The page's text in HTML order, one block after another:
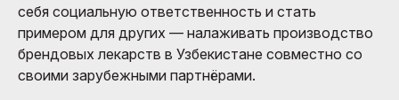
себя социальную ответственность и стать
примером для других — налаживать производство
брендовых лекарств в Узбекистане совместно со
своими зарубежными партнёрами.